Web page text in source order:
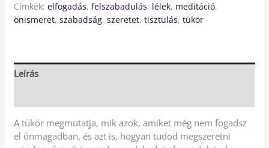
Címkék:elfogadás,felszabadulás, lélek, meditáció,
önismeret,szabadság,szeretet,tisztulás,tükör
Leírás
A tükör megmutatja, mik azok, amiket még nem fogadsz
el önmagadban, és azt is, hogyan tudod megszeretni